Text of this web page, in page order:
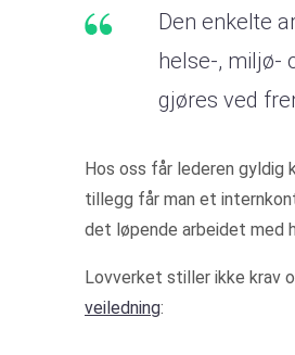
Den enkelte
helse-, miljø-
gjøres ved
Hos oss får lederen gyldig
tillegg får man et
det løpende arbeidet med
Lovverket stiller ikke krav
veiledning: